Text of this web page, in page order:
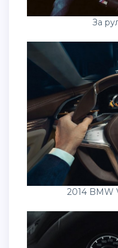
За
2014 BMW